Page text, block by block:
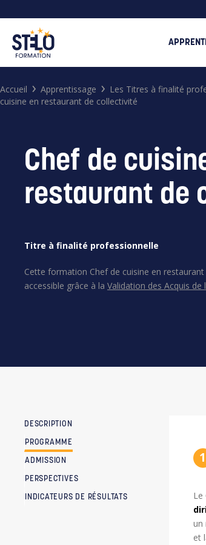
Accueil › Apprentissage › Les Titres à finalité
cuisine en restaurant de collectivité
Chef de
restaurant de
Titre à finalité professionnelle
Cette formation Chef de cuisine en
accessible grâce à la Validation des Acquis de
DESCRIPTION
PROGRAMME
ADMISSION
PERSPECTIVES
INDICATEURS DE RÉSULTATS
1
Le
un
et